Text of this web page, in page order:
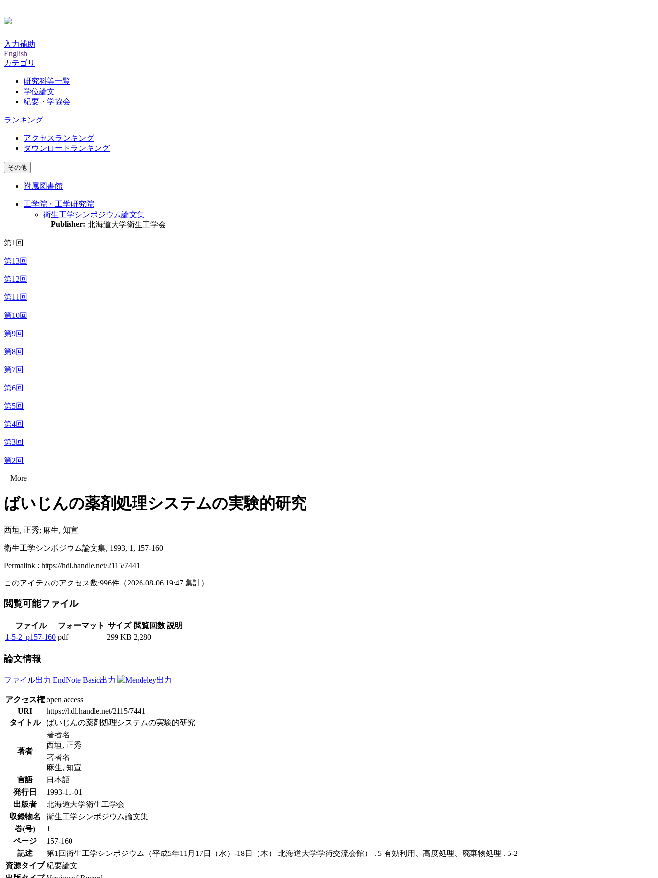
入力補助
English
カテゴリ
研究科等一覧
学位論文
紀要・学協会
ランキング
アクセスランキング
ダウンロードランキング
その他
附属図書館
工学院・工学研究院
衛生工学シンポジウム論文集
Publisher: 北海道大学衛生工学会
第1回
第13回
第12回
第11回
第10回
第9回
第8回
第7回
第6回
第5回
第4回
第3回
第2回
+ More
ばいじんの薬剤処理システムの実験的研究
西垣, 正秀; 麻生, 知宣
衛生工学シンポジウム論文集, 1993, 1, 157-160
Permalink : https://hdl.handle.net/2115/7441
このアイテムのアクセス数:996件 （2026-08-06 19:47 集計）
閲覧可能ファイル
ファイル フォーマット サイズ 閲覧回数 説明
1-5-2_p157-160 pdf 299 KB 2,280
論文情報
ファイル出力 EndNote Basic出力 Mendeley出力
アクセス権 open access
URI
https://hdl.handle.net/2115/7441
タイトル
ばいじんの薬剤処理システムの実験的研究
著者
著者名
西垣, 正秀
著者名
麻生, 知宣
言語
日本語
発行日
1993-11-01
出版者
北海道大学衛生工学会
収録物名
衛生工学シンポジウム論文集
巻(号)
1
ページ
157-160
記述
第1回衛生工学シンポジウム（平成5年11月17日（水）-18日（木） 北海道大学学術交流会館） . 5 有効利用、高度処理、廃棄物処理 . 5-2
資源タイプ 紀要論文